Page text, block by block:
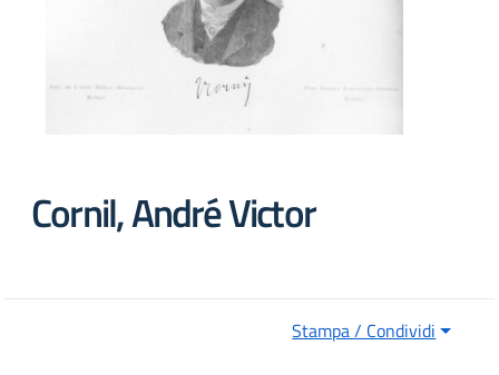
Cornil, André Victor
Stampa / Condividi